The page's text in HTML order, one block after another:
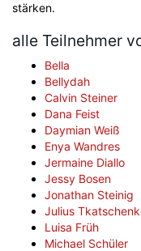
stärken.
alle Teilnehmer
Bella
Bellydah
Calvin Steiner
Dana Feist
Daymian Weiß
Enya Wandres
Jermaine Diallo
Jessy Bosen
Jonathan Steinig
Julius
Luisa Früh
Michael Schüler